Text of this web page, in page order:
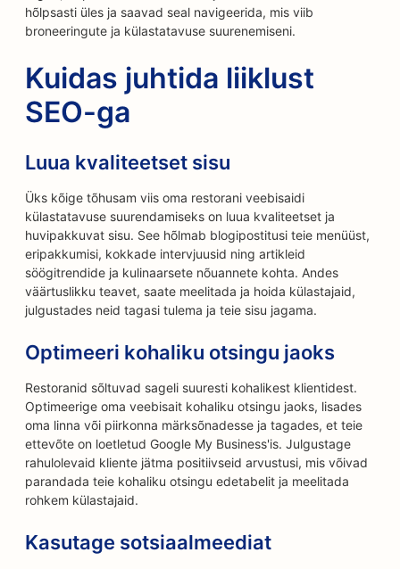
hõlpsasti üles ja saavad seal navigeerida, mis viib
broneeringute ja külastatavuse suurenemiseni.
Kuidas juhtida liiklust
SEO-ga
Luua kvaliteetset sisu
Üks kõige tõhusam viis oma restorani veebisaidi
külastatavuse suurendamiseks on luua kvaliteetset ja
huvipakkuvat sisu. See hõlmab blogipostitusi teie menüüst,
eripakkumisi, kokkade intervjuusid ning artikleid
söögitrendide ja kulinaarsete nõuannete kohta. Andes
väärtuslikku teavet, saate meelitada ja hoida külastajaid,
julgustades neid tagasi tulema ja teie sisu jagama.
Optimeeri kohaliku otsingu jaoks
Restoranid sõltuvad sageli suuresti kohalikest klientidest.
Optimeerige oma veebisait kohaliku otsingu jaoks, lisades
oma linna või piirkonna märksõnadesse ja tagades, et teie
ettevõte on loetletud Google My Business'is. Julgustage
rahulolevaid kliente jätma positiivseid arvustusi, mis võivad
parandada teie kohaliku otsingu edetabelit ja meelitada
rohkem külastajaid.
Kasutage sotsiaalmeediat